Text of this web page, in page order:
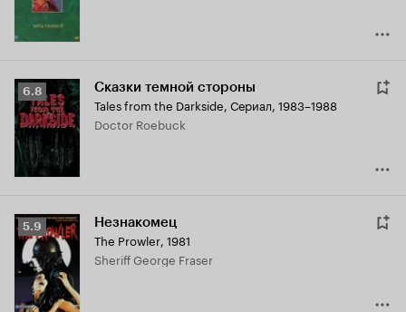
Рейтинг
Кинопоиска
6.8
6.8 Сказки темной стороны
Tales from the Darkside, Сериал, 1983–1988
Doctor Roebuck
Рейтинг
Кинопоиска
5.9
5.9 Незнакомец
The Prowler, 1981
Sheriff George Fraser